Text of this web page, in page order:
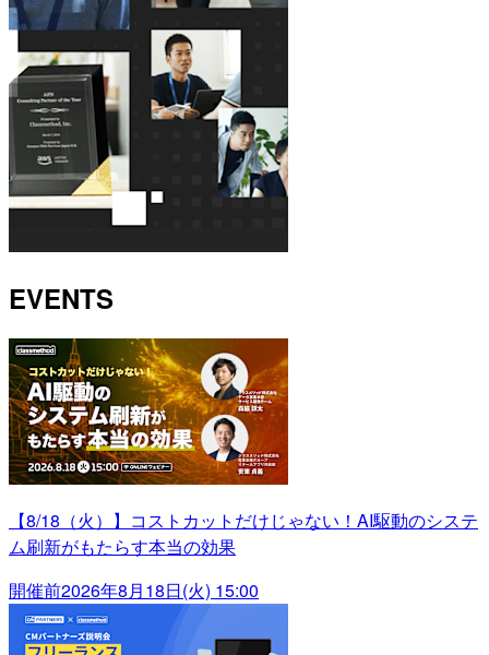
EVENTS
【8/18（火）】コストカットだけじゃない！AI駆動のシステ
ム刷新がもたらす本当の効果
開催前2026年8月18日(火) 15:00